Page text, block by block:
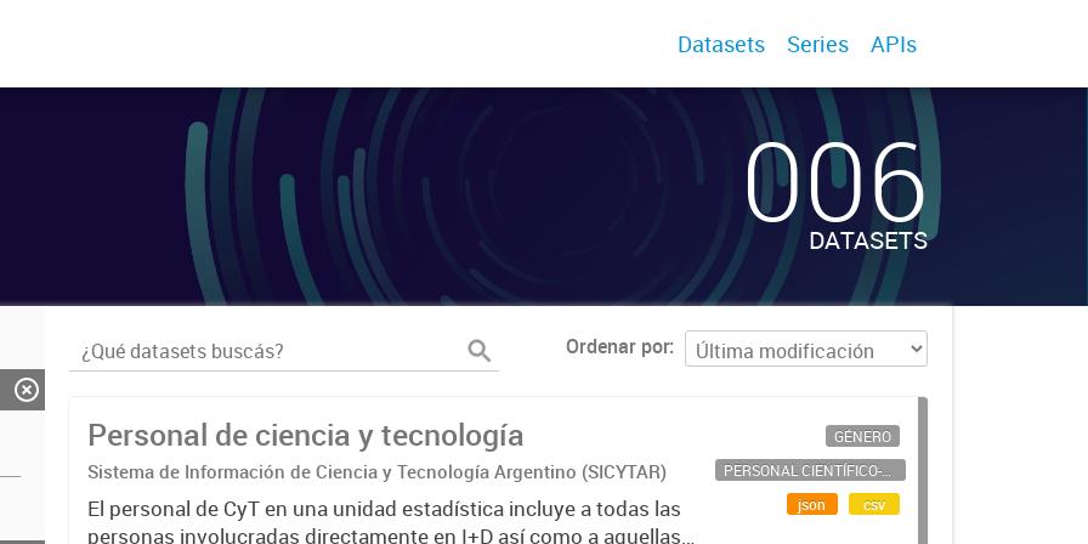
Datasets Series APIs
006
DATASETS
Ordenar por
Personal de ciencia y tecnología
Sistema de Información de Ciencia y Tecnología Argentino (SICYTAR)
El personal de CyT en una unidad estadística incluye a todas las
personas involucradas directamente en I+D así como a aquellas
GÉNERO
PERSONAL CIENTÍFICO-TECNOLÓGICO
json
csv